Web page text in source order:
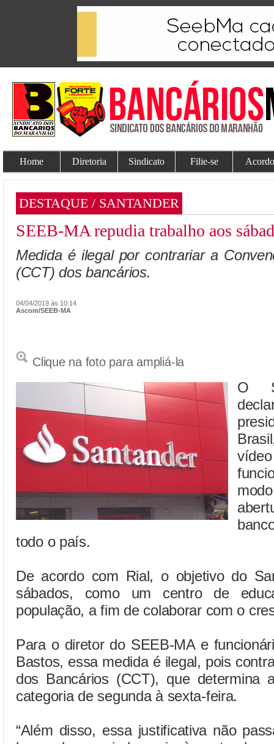
Home Diretoria Sindicato Filie-se
DESTAQUE / SANTANDER
SEEB-MA repudia trabalho aos
Medida é ilegal por contrariar a
(CCT) dos bancários.
04/04/2019 às 10:14
Ascom/SEEB-MA
Clique na foto para ampliá-la
O
todo o país.
De acordo com Rial, o objetivo do
sábados, como um centro de
população, a fim de colaborar com o
Para o diretor do SEEB-MA e
Bastos, essa medida é ilegal, pois
dos Bancários (CCT), que determina
categoria de segunda à sexta-feira.
“Além disso, essa justificativa não